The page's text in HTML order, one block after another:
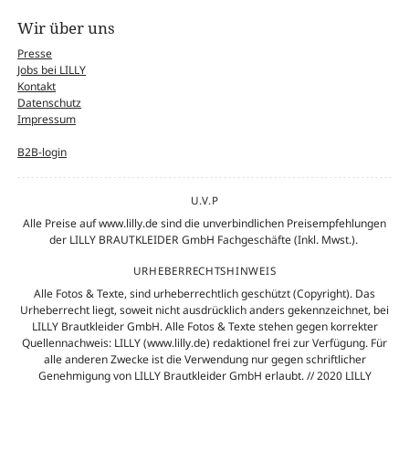
Wir über uns
Presse
Jobs bei LILLY
Kontakt
Datenschutz
Impressum
B2B-login
U.V.P
Alle Preise auf www.lilly.de sind die unverbindlichen Preisempfehlungen
der LILLY BRAUTKLEIDER GmbH Fachgeschäfte (Inkl. Mwst.).
URHEBERRECHTSHINWEIS
Alle Fotos & Texte, sind urheberrechtlich geschützt (Copyright). Das
Urheberrecht liegt, soweit nicht ausdrücklich anders gekennzeichnet, bei
LILLY Brautkleider GmbH. Alle Fotos & Texte stehen gegen korrekter
Quellennachweis: LILLY (www.lilly.de) redaktionel frei zur Verfügung. Für
alle anderen Zwecke ist die Verwendung nur gegen schriftlicher
Genehmigung von LILLY Brautkleider GmbH erlaubt. // 2020 LILLY